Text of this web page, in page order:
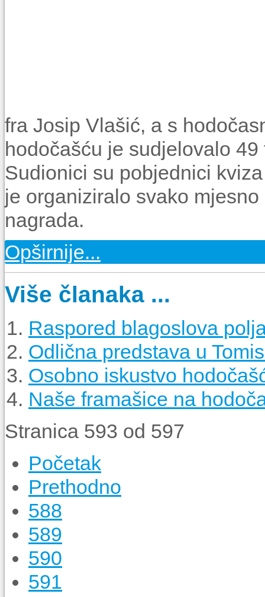
fra Josip Vlašić, a s
hodočašću je sudjelovalo
Sudionici su pobjednici
je organiziralo svako
nagrada.
Opširnije...
Više članaka ...
Raspored blagoslova
Odlična predstava u
Osobno iskustvo
Naše framašice na
Stranica 593 od 597
Početak
Prethodno
588
589
590
591